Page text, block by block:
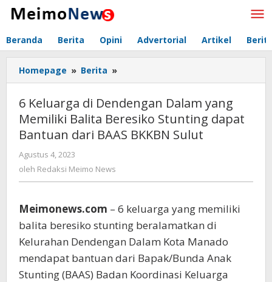
Lewati
Beranda Berita Opini Advertorial Artikel
Homepage » Berita »
Keluarga
di
Dendengan
Dalam
yang
Stunting
Bantuan
dari
BAAS
BKKBN
Sulut
6 Keluarga di Dendengan Dalam yang
Memiliki Balita Beresiko Stunting dapat
Bantuan dari BAAS BKKBN Sulut
Agustus 4, 2023
Redaksi
oleh Redaksi Meimo News
Meimonews.com – 6 keluarga yang memiliki
balita beresiko stunting beralamatkan di
Kelurahan Dendengan Dalam Kota Manado
mendapat bantuan dari Bapak/Bunda Anak
Stunting (BAAS) Badan Koordinasi Keluarga